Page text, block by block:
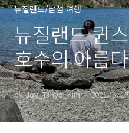
뉴질랜드/남섬 여행
뉴질랜드 퀸
호수의 아름
스 피자는 꿀
마시는 커피
by Joy_Tanyo_Kim 2021. 6.